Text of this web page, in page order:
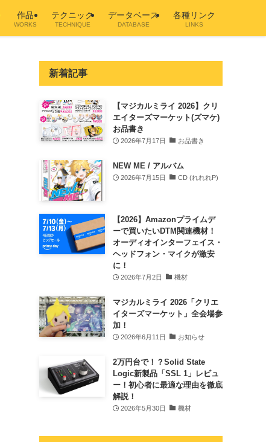
作品
WORKS
テクニック
TECHNIQUE
データベース
DATABASE
各種リンク
LINKS
新着記事
【マジカルミライ 2026】クリ
エイターズマーケット(ズマケ)
お品書き
2026年7月17日 お品書き
NEW ME / アルバム
2026年7月15日 CD (れれれP)
【2026】Amazonプライムデ
ーで買いたいDTM関連機材！
オーディオインターフェイス・
ヘッドフォン・マイクが激安
に！
2026年7月2日 機材
マジカルミライ 2026「クリエ
イターズマーケット」全会場参
加！
2026年6月11日 お知らせ
2万円台で！？Solid State
Logic新製品「SSL 1」レビュ
ー！初心者に最適な理由を徹底
解説！
2026年5月30日 機材